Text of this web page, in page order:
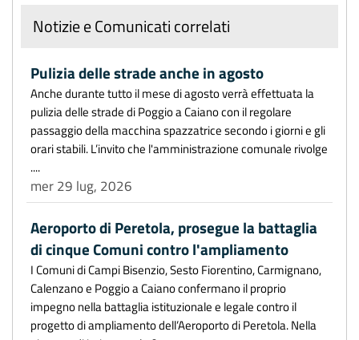
Notizie e Comunicati correlati
Pulizia delle strade anche in agosto
Anche durante tutto il mese di agosto verrà effettuata la
pulizia delle strade di Poggio a Caiano con il regolare
passaggio della macchina spazzatrice secondo i giorni e gli
orari stabili. L’invito che l'amministrazione comunale rivolge
....
mer 29 lug, 2026
Aeroporto di Peretola, prosegue la battaglia
di cinque Comuni contro l'ampliamento
I Comuni di Campi Bisenzio, Sesto Fiorentino, Carmignano,
Calenzano e Poggio a Caiano confermano il proprio
impegno nella battaglia istituzionale e legale contro il
progetto di ampliamento dell’Aeroporto di Peretola. Nella